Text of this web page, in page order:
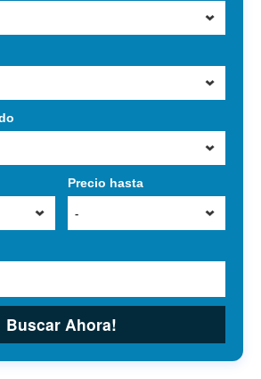
Precio hasta
-
Buscar Ahora!